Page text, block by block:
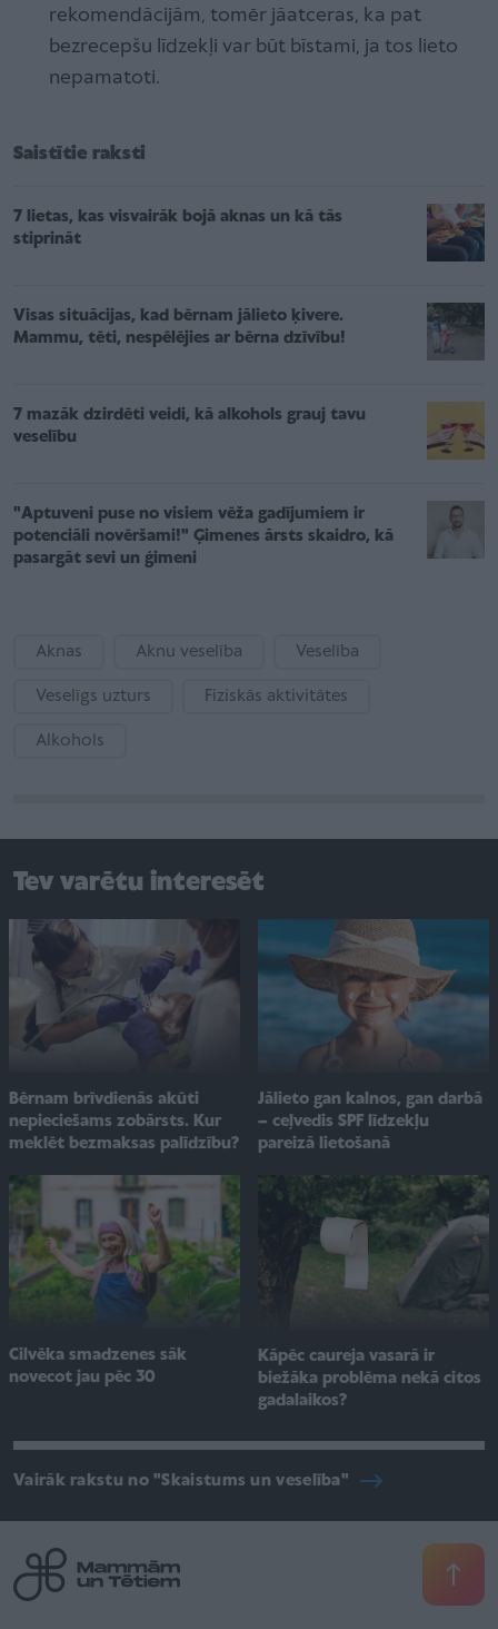
rekomendācijām, tomēr jāatceras, ka pat
bezrecepšu līdzekļi var būt bīstami, ja tos lieto
nepamatoti.
Saistītie raksti
7 lietas, kas visvairāk bojā aknas un kā tās
stiprināt
Visas situācijas, kad bērnam jālieto ķivere.
Mammu, tēti, nespēlējies ar bērna dzīvību!
7 mazāk dzirdēti veidi, kā alkohols grauj tavu
veselību
"Aptuveni puse no visiem vēža gadījumiem ir
potenciāli novēršami!" Ģimenes ārsts skaidro, kā
pasargāt sevi un ģimeni
Aknas Aknu veselība Veselība
Veselīgs uzturs Fiziskās aktivitātes
Alkohols
Tev varētu interesēt
Bērnam brīvdienās akūti
nepieciešams zobārsts. Kur
meklēt bezmaksas palīdzību?
Jālieto gan kalnos, gan darbā
– ceļvedis SPF līdzekļu
pareizā lietošanā
Cilvēka smadzenes sāk
novecot jau pēc 30
Kāpēc caureja vasarā ir
biežāka problēma nekā citos
gadalaikos?
Vairāk rakstu no "Skaistums un veselība"